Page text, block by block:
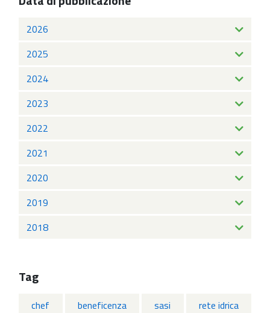
2026
2025
2024
2023
2022
2021
2020
2019
2018
Tag
chef beneficenza sasi
rete idrica